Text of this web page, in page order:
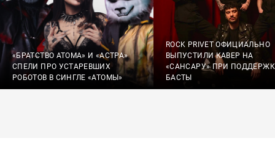
«БРАТСТВО АТОМА» И «АСТРА»
СПЕЛИ ПРО УСТАРЕВШИХ
РОБОТОВ В СИНГЛЕ «АТОМЫ»
ROCK PRIVET ОФИЦИАЛЬНО
ВЫПУСТИЛИ КАВЕР НА
«САНСАРУ» ПРИ
БАСТЫ